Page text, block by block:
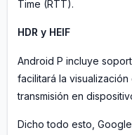
Time (RTT).
HDR y HEIF
Android P incluye
facilitará la
transmisión en
Dicho todo esto,